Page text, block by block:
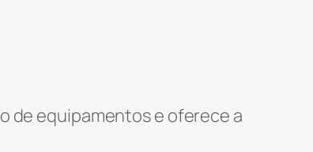
de equipamentos e oferece a